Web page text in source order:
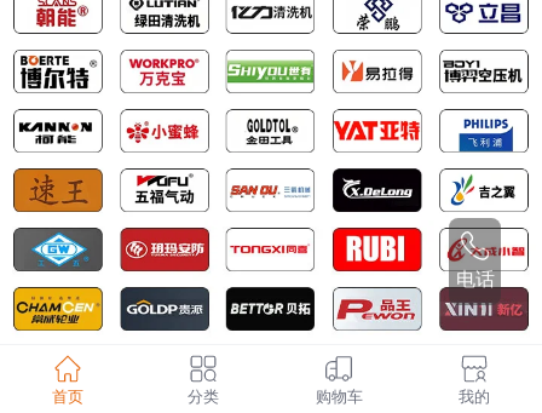
电话
产品分类
首页 分类 购物车 我的